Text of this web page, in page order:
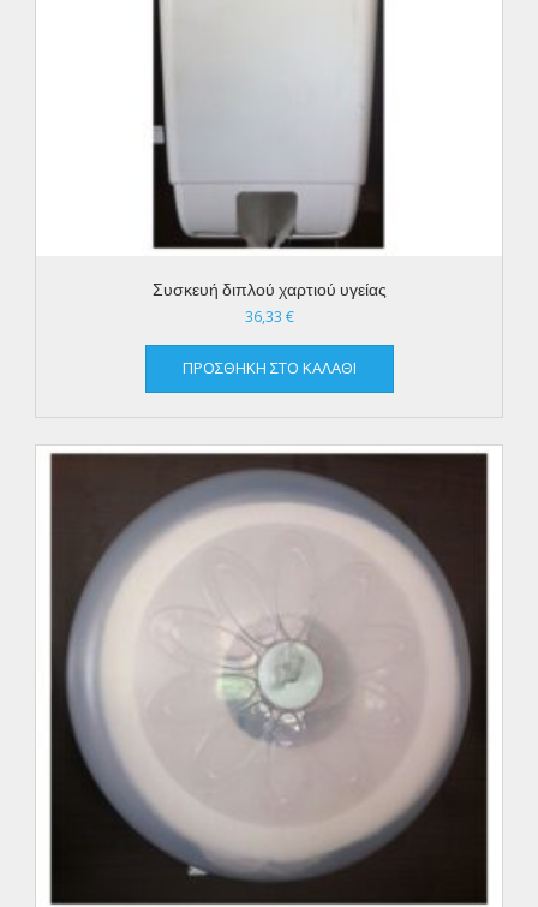
Συσκευή διπλού χαρτιού υγείας
36,33 €
ΠΡΟΣΘΉΚΗ ΣΤΟ ΚΑΛΆΘΙ